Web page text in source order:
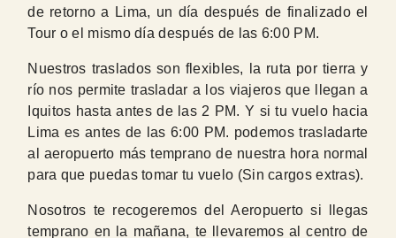
de retorno a Lima, un día después de finalizado el
Tour o el mismo día después de las 6:00 PM.
Nuestros traslados son flexibles, la ruta por tierra y
río nos permite trasladar a los viajeros que llegan a
Iquitos hasta antes de las 2 PM. Y si tu vuelo hacia
Lima es antes de las 6:00 PM. podemos trasladarte
al aeropuerto más temprano de nuestra hora normal
para que puedas tomar tu vuelo (Sin cargos extras).
Nosotros te recogeremos del Aeropuerto si llegas
temprano en la mañana, te llevaremos al centro de